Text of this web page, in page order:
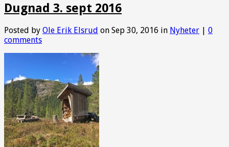
Dugnad 3. sept 2016
Posted by Ole Erik Elsrud on Sep 30, 2016 in Nyheter | 0
comments